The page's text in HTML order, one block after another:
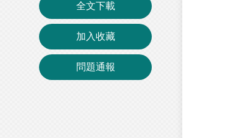
全文下載
加入收藏
問題通報